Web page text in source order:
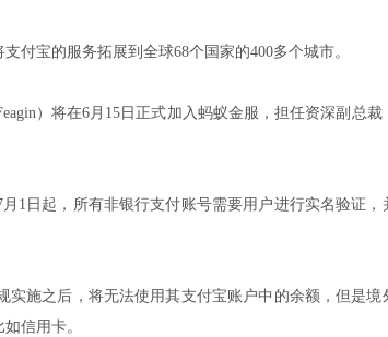
付宝的服务拓展到全球68个国家的400多个城市。
）将在6月15日正式加入蚂蚁金服，担任资深副总裁
1日起，所有非银行支付账号需要用户进行实名验证，
施之后，将无法使用其支付宝账户中的余额，但是境
信用卡。